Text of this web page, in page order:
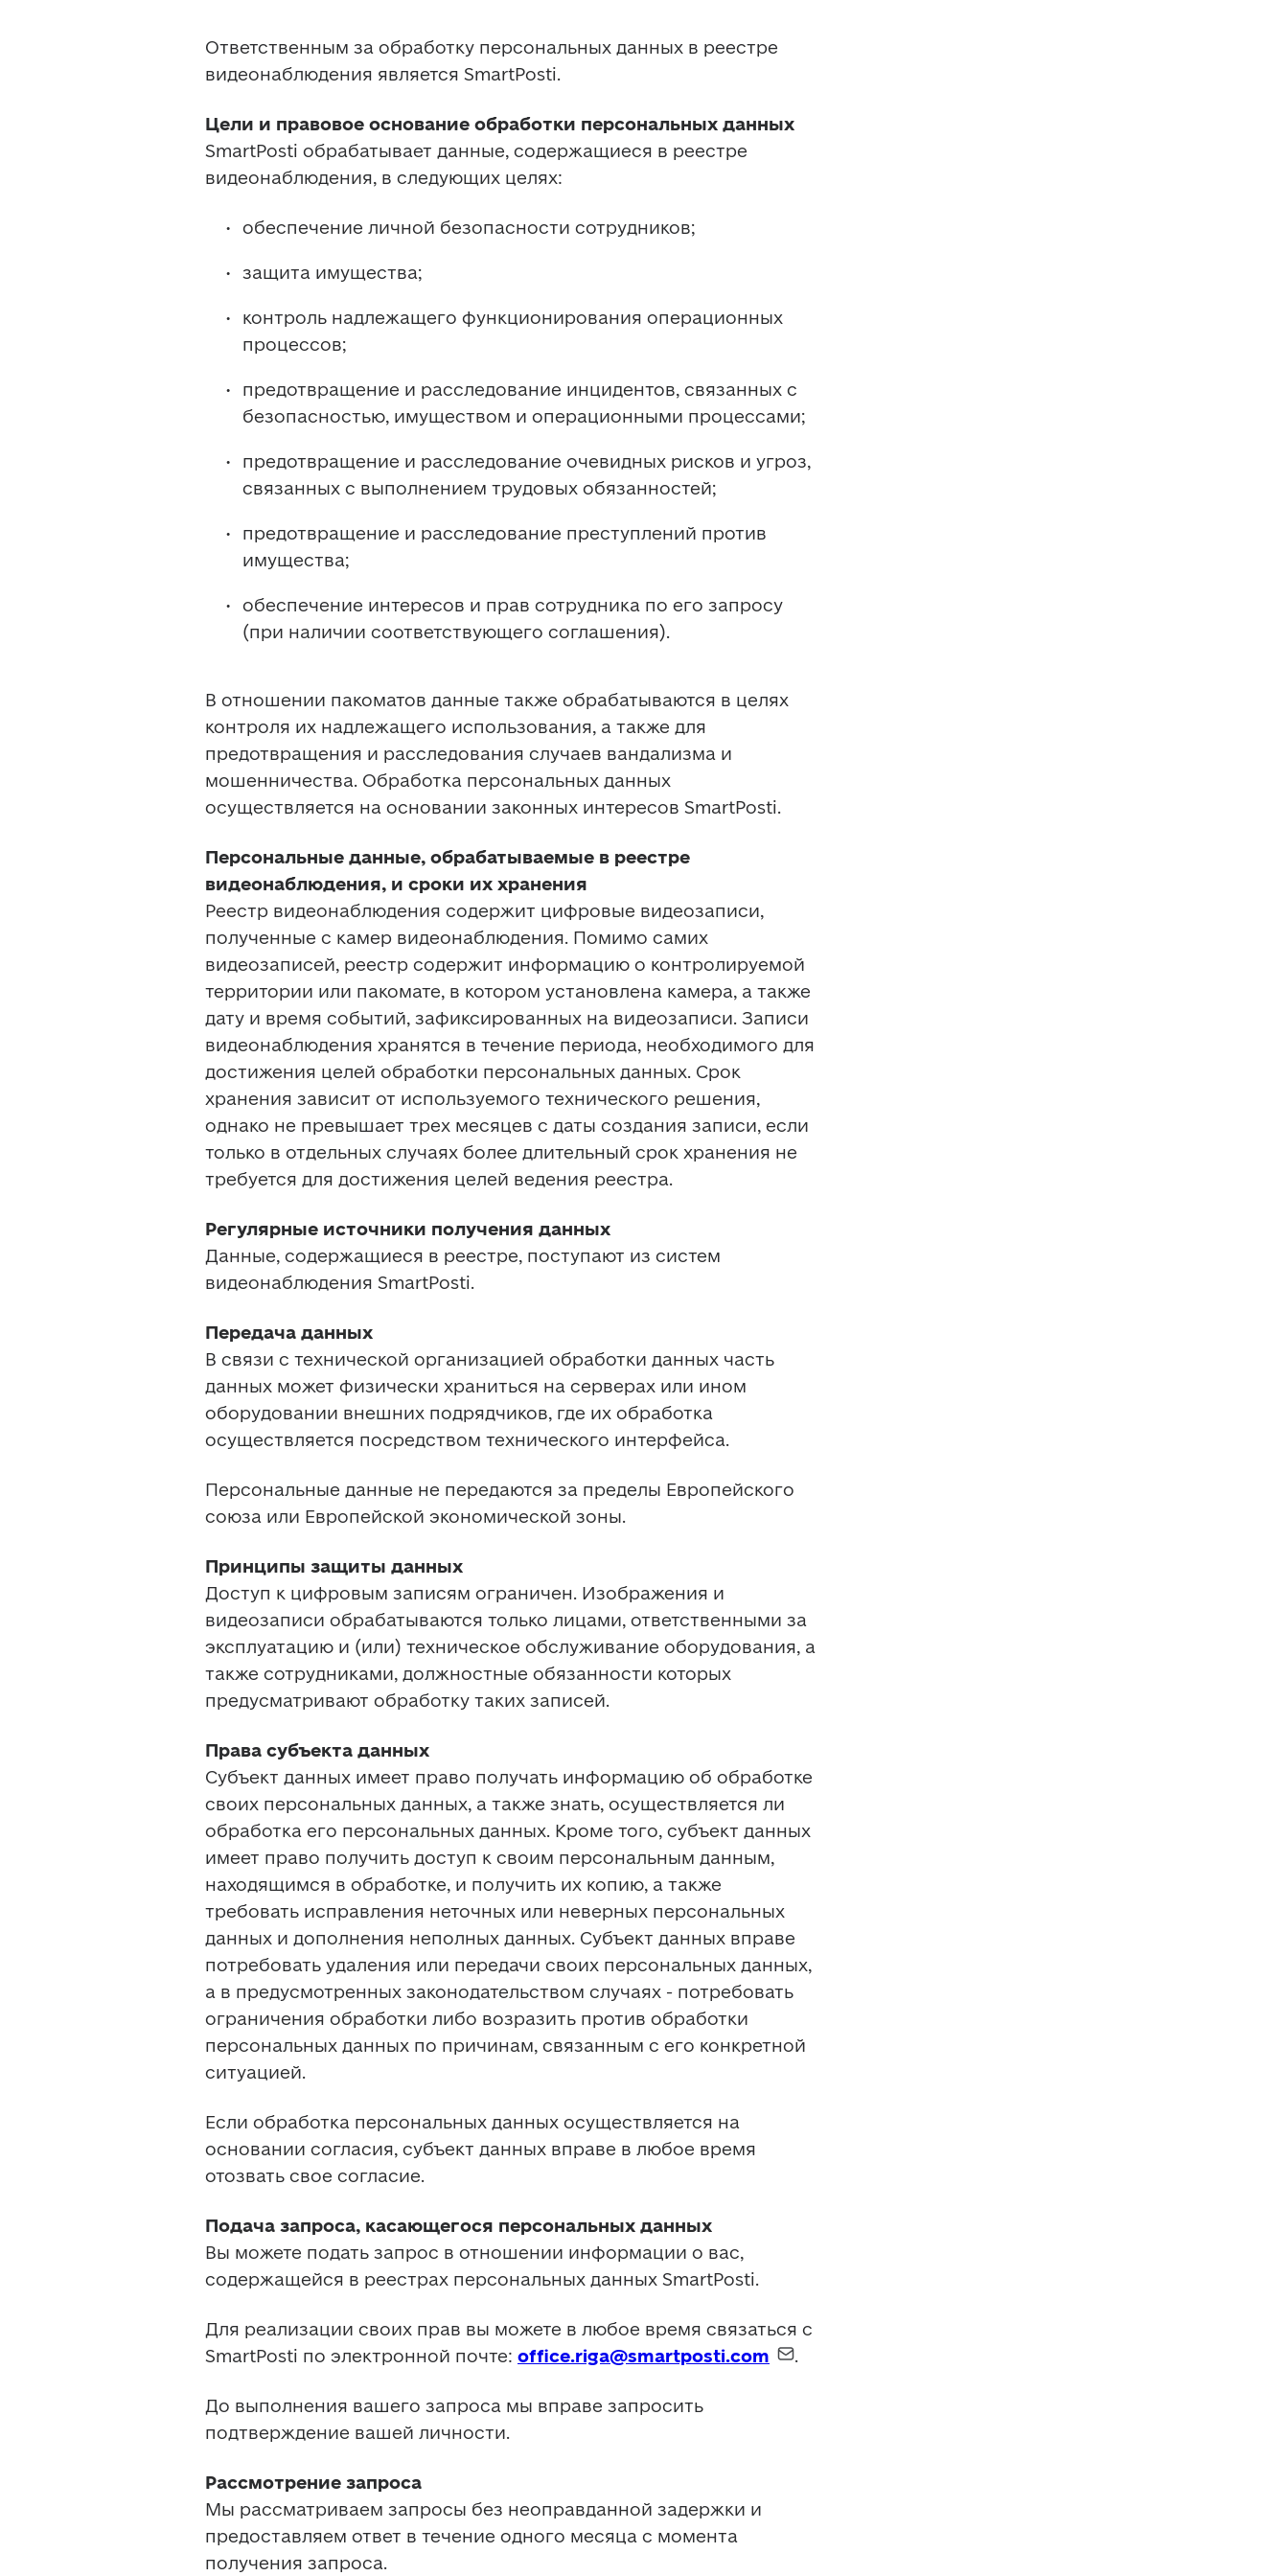
Ответственным за обработку персональных данных в реестре
видеонаблюдения является SmartPosti.
Цели и правовое основание обработки персональных данных
SmartPosti обрабатывает данные, содержащиеся в реестре
видеонаблюдения, в следующих целях:
обеспечение личной безопасности сотрудников;
защита имущества;
контроль надлежащего функционирования операционных
процессов;
предотвращение и расследование инцидентов, связанных с
безопасностью, имуществом и операционными процессами;
предотвращение и расследование очевидных рисков и угроз,
связанных с выполнением трудовых обязанностей;
предотвращение и расследование преступлений против
имущества;
обеспечение интересов и прав сотрудника по его запросу
(при наличии соответствующего соглашения).
В отношении пакоматов данные также обрабатываются в целях
контроля их надлежащего использования, а также для
предотвращения и расследования случаев вандализма и
мошенничества. Обработка персональных данных
осуществляется на основании законных интересов SmartPosti.
Персональные данные, обрабатываемые в реестре
видеонаблюдения, и сроки их хранения
Реестр видеонаблюдения содержит цифровые видеозаписи,
полученные с камер видеонаблюдения. Помимо самих
видеозаписей, реестр содержит информацию о контролируемой
территории или пакомате, в котором установлена камера, а также
дату и время событий, зафиксированных на видеозаписи. Записи
видеонаблюдения хранятся в течение периода, необходимого для
достижения целей обработки персональных данных. Срок
хранения зависит от используемого технического решения,
однако не превышает трех месяцев с даты создания записи, если
только в отдельных случаях более длительный срок хранения не
требуется для достижения целей ведения реестра.
Регулярные источники получения данных
Данные, содержащиеся в реестре, поступают из систем
видеонаблюдения SmartPosti.
Передача данных
В связи с технической организацией обработки данных часть
данных может физически храниться на серверах или ином
оборудовании внешних подрядчиков, где их обработка
осуществляется посредством технического интерфейса.
Персональные данные не передаются за пределы Европейского
союза или Европейской экономической зоны.
Принципы защиты данных
Доступ к цифровым записям ограничен. Изображения и
видеозаписи обрабатываются только лицами, ответственными за
эксплуатацию и (или) техническое обслуживание оборудования, а
также сотрудниками, должностные обязанности которых
предусматривают обработку таких записей.
Права субъекта данных
Субъект данных имеет право получать информацию об обработке
своих персональных данных, а также знать, осуществляется ли
обработка его персональных данных. Кроме того, субъект данных
имеет право получить доступ к своим персональным данным,
находящимся в обработке, и получить их копию, а также
требовать исправления неточных или неверных персональных
данных и дополнения неполных данных. Субъект данных вправе
потребовать удаления или передачи своих персональных данных,
а в предусмотренных законодательством случаях - потребовать
ограничения обработки либо возразить против обработки
персональных данных по причинам, связанным с его конкретной
ситуацией.
Если обработка персональных данных осуществляется на
основании согласия, субъект данных вправе в любое время
отозвать свое согласие.
Подача запроса, касающегося персональных данных
Вы можете подать запрос в отношении информации о вас,
содержащейся в реестрах персональных данных SmartPosti.
Для реализации своих прав вы можете в любое время связаться с
SmartPosti по электронной почте: office.riga@smartposti.com .
До выполнения вашего запроса мы вправе запросить
подтверждение вашей личности.
Рассмотрение запроса
Мы рассматриваем запросы без неоправданной задержки и
предоставляем ответ в течение одного месяца с момента
получения запроса.